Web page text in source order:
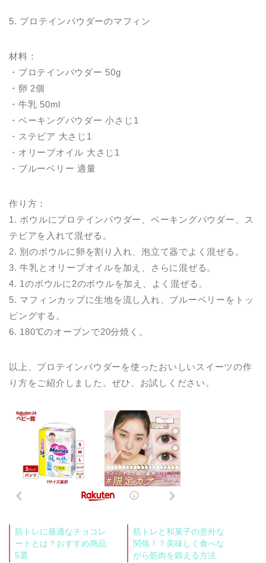
5. プロテインパウダーのマフィン
材料：
・プロテインパウダー 50g
・卵 2個
・牛乳 50ml
・ベーキングパウダー 小さじ1
・ステビア 大さじ1
・オリーブオイル 大さじ1
・ブルーベリー 適量
作り方：
1. ボウルにプロテインパウダー、ベーキングパウダー、ス
テビアを入れて混ぜる。
2. 別のボウルに卵を割り入れ、泡立て器でよく混ぜる。
3. 牛乳とオリーブオイルを加え、さらに混ぜる。
4. 1のボウルに2のボウルを加え、よく混ぜる。
5. マフィンカップに生地を流し入れ、ブルーベリーをトッ
ピングする。
6. 180℃のオーブンで20分焼く。
以上、プロテインパウダーを使ったおいしいスイーツの作
り方をご紹介しました。ぜひ、お試しください。
筋トレに最適なチョコレ
ートとは？おすすめ商品
5選
筋トレと和菓子の意外な
関係！？美味しく食べな
がら筋肉を鍛える方法